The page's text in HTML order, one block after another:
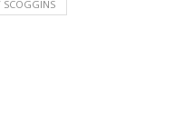
SCOGGINS